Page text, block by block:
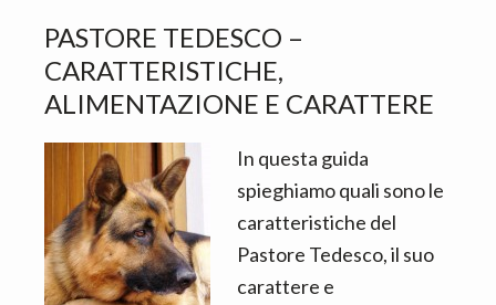
PASTORE TEDESCO –
CARATTERISTICHE,
ALIMENTAZIONE E CARATTERE
In questa guida
spieghiamo quali sono le
caratteristiche del
Pastore Tedesco, il suo
carattere e